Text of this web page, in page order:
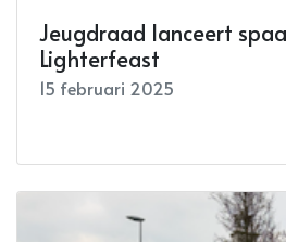
Jeugdraad lanceert
Lighterfeast
15 februari 2025